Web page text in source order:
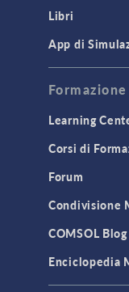
Libri
App di
Formazione
Learning
Corsi di
Forum
Condivisione
COMSOL Blog
Enciclopedia